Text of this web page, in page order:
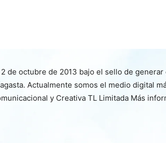
de octubre de 2013 bajo el sello de
Actualmente somos el medio digital
y Creativa TL Limitada Más